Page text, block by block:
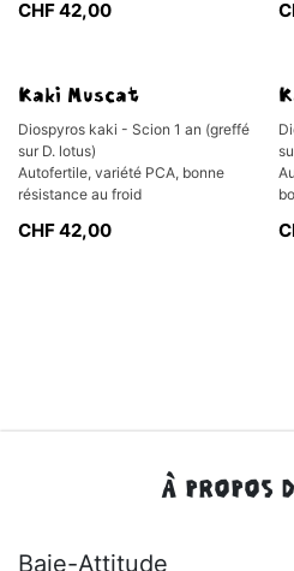
CHF42,00
Kaki Muscat
Diospyros kaki - Scion 1 an (greffé
sur D. lotus)
Autofertile, variété PCA, bonne
résistance au froid
CHF42,00
À PROPOS
Baie-Attitude